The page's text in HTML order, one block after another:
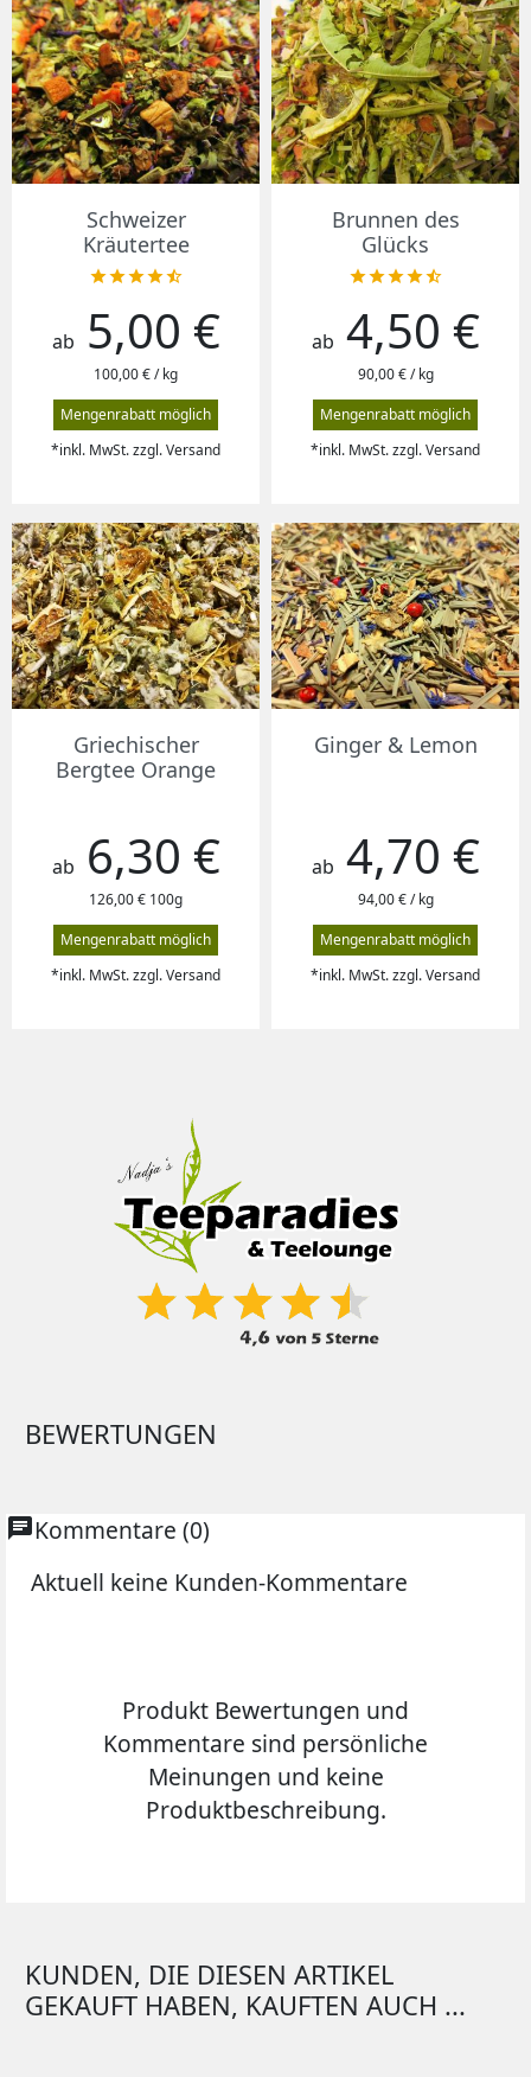
Schweizer
Kräutertee

Preis
ab 5,00 €
100,00 € / kg
Mengenrabatt möglich
*inkl. MwSt. zzgl. Versand
Brunnen des
Glücks

Preis
ab 4,50 €
90,00 € / kg
Mengenrabatt möglich
*inkl. MwSt. zzgl. Versand
Griechischer
Bergtee Orange
Preis
ab 6,30 €
126,00 € 100g
Mengenrabatt möglich
*inkl. MwSt. zzgl. Versand
Ginger & Lemon
Preis
ab 4,70 €
94,00 € / kg
Mengenrabatt möglich
*inkl. MwSt. zzgl. Versand
BEWERTUNGEN
chatKommentare (0)
Aktuell keine Kunden-Kommentare
Produkt Bewertungen und
Kommentare sind persönliche
Meinungen und keine
Produktbeschreibung.
KUNDEN, DIE DIESEN ARTIKEL
GEKAUFT HABEN, KAUFTEN AUCH ...